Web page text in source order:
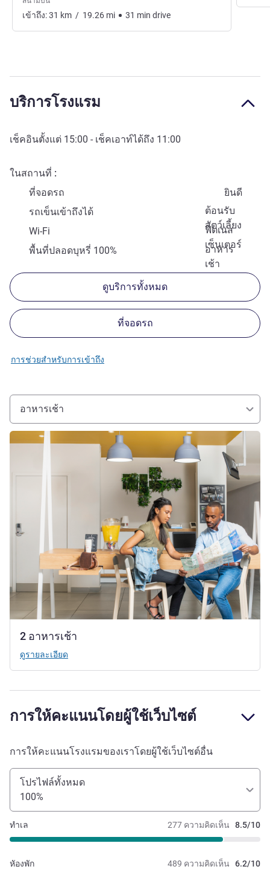
เข้าถึง:31 km / 19.26 mi 31 min drive
บริการโรงแรม
เช็คอินตั้งแต่ 15:00 - เช็คเอาท์ได้ถึง 11:00
ในสถานที่
ที่จอดรถ
ยินดี
ต้อนรับ
สัตว์เลี้ยง
รถเข็นเข้าถึงได้
ฟิตเนส
เซ็นเตอร์
Wi-Fi
อาหาร
เช้า
พื้นที่ปลอดบุหรี่ 100%
ดูบริการทั้งหมด
ที่จอดรถ
การช่วยสำหรับการเข้าถึง
อาหารเช้า
2 อาหารเช้า
ดูรายละเอียด
ดูรายละเอียด
การให้คะแนนโดยผู้ใช้เว็บไซต์
การให้คะแนนโรงแรมของเราโดยผู้ใช้เว็บไซต์อื่น
โปรไฟล์ทั้งหมด
100%
277 ความคิดเห็น 8.5/10
ทำเล
489 ความคิดเห็น 6.2/10
หัองพัก